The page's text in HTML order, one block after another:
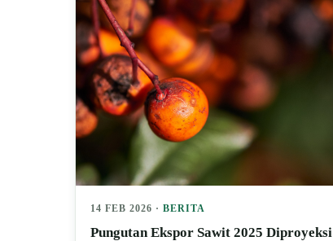
14 FEB 2026 · BERITA
Pungutan Ekspor Sawit 2025 Diproyeksi